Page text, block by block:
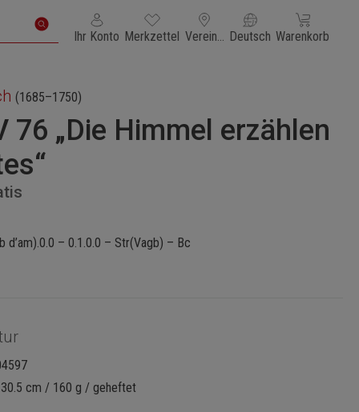
Ihr Konto Du hast 0 Produkte auf dem Merkzettel
Merkzettel Vereinigte Staaten von Amerika
Deutsch Warenkorb
Warenkorb
(1685–1750)
76 „Die Himmel erzählen
d’am).0.0 – 0.1.0.0 – Str(Vagb) – Bc
cm / 160 g / geheftet